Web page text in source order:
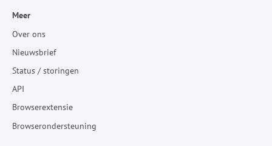
Meer
Over ons
Nieuwsbrief
Status / storingen
API
Browserextensie
Browserondersteuning